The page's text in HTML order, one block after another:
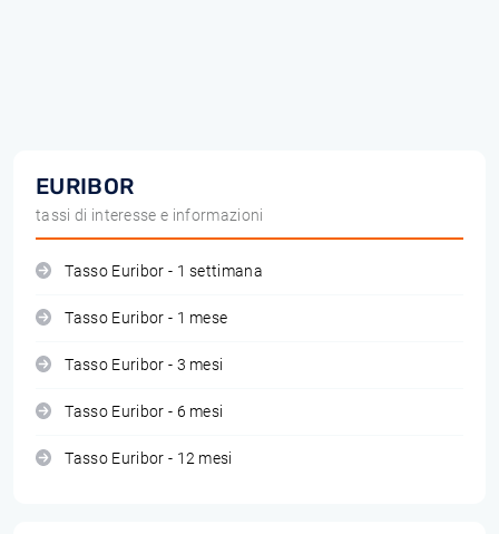
EURIBOR
tassi di interesse e informazioni
Tasso Euribor - 1 settimana
Tasso Euribor - 1 mese
Tasso Euribor - 3 mesi
Tasso Euribor - 6 mesi
Tasso Euribor - 12 mesi